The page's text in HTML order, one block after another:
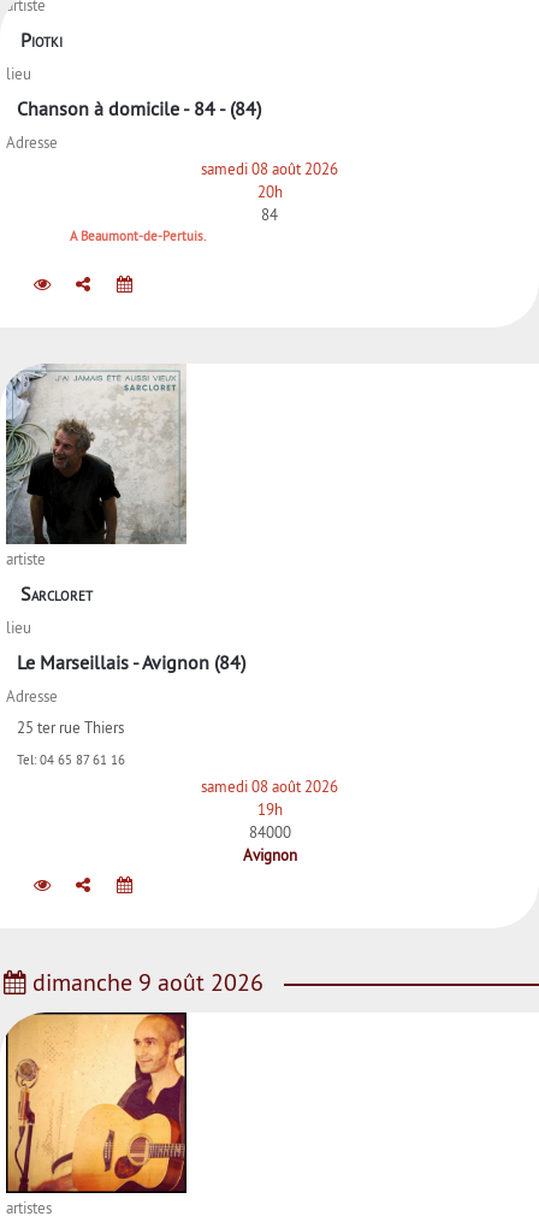
artiste
Piotki
lieu
Chanson à domicile - 84 - (84)
Adresse
samedi 08 août 2026
20h
84
A Beaumont-de-Pertuis.
artiste
Sarcloret
lieu
Le Marseillais - Avignon (84)
Adresse
25 ter rue Thiers
Tel: 04 65 87 61 16
samedi 08 août 2026
19h
84000
Avignon
dimanche 9 août 2026
artistes